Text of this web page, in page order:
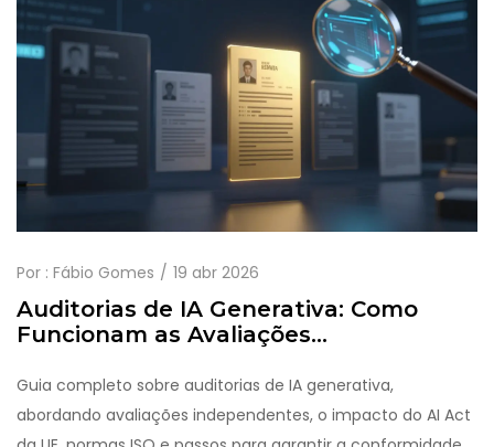
Por : Fábio Gomes 19 abr 2026
Auditorias de IA Generativa: Como
Funcionam as Avaliações
Guia completo sobre auditorias de IA generativa,
abordando avaliações independentes, o impacto do AI Act